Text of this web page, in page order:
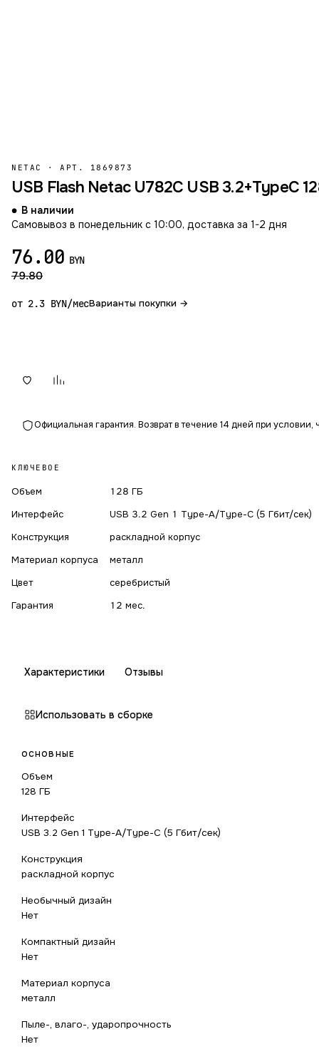
NETAC · АРТ. 1869873
USB Flash Netac U782C USB 3.2+TypeC
В наличии
Самовывоз в понедельник с 10:00, доставка за 1-2 дня
76.00 BYN
79.80
от 2.3 BYN/месВарианты покупки →
Официальная гарантия. Возврат в течение 14 дней при
КЛЮЧЕВОЕ
Объем
128 ГБ
Интерфейс
USB 3.2 Gen 1 Type-A/Type-C (5 Гбит/сек)
Конструкция
раскладной корпус
Материал корпуса
металл
Цвет
серебристый
Гарантия
12 мес.
Характеристики Отзывы
Использовать в сборке
ОСНОВНЫЕ
Объем
128 ГБ
Интерфейс
USB 3.2 Gen 1 Type-A/Type-C (5 Гбит/сек)
Конструкция
раскладной корпус
Необычный дизайн
Нет
Компактный дизайн
Нет
Материал корпуса
металл
Пыле-, влаго-, ударопрочность
Нет